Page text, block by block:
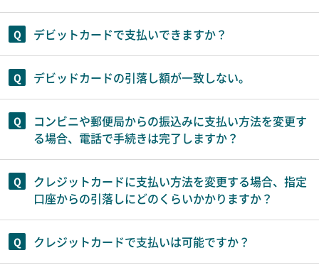
デビットカードで支払いできますか？
デビッドカードの引落し額が一致しない。
コンビニや郵便局からの振込みに支払い方法を変更す
る場合、電話で手続きは完了しますか？
クレジットカードに支払い方法を変更する場合、指定
口座からの引落しにどのくらいかかりますか？
クレジットカードで支払いは可能ですか？